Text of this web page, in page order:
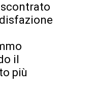
il
più